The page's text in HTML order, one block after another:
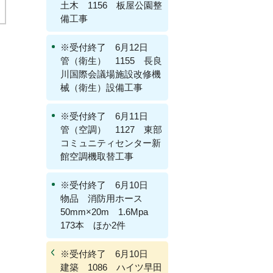
土木 1156 板屋公園整
備工事
※受付終了 6月12日
管（衛生） 1155 長良
川国際会議場施設改修機
械（衛生）設備工事
※受付終了 6月11日
管（空調） 1127 東部
コミュニティセンター新
館空調機取替工事
※受付終了 6月10日
物品 消防用ホース
50mm×20m 1.6Mpa
173本 ほか2件
※受付終了 6月10日
建築 1086 ハイツ早田